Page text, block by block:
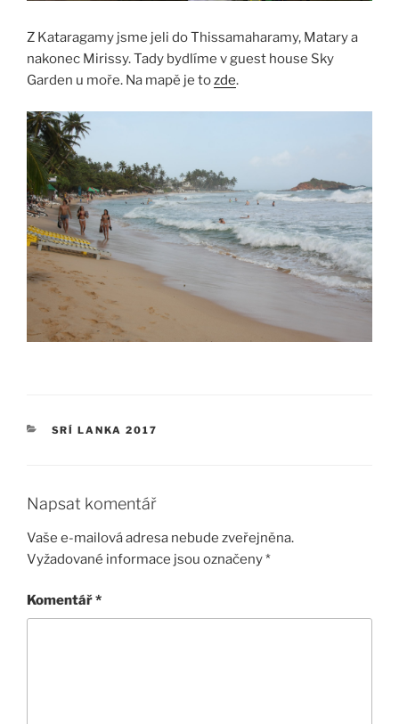
Z Kataragamy jsme jeli do Thissamaharamy, Matary a
nakonec Mirissy. Tady bydlíme v guest house Sky
Garden u moře. Na mapě je tozde.
RUBRIKY
SRÍ LANKA 2017
Napsat komentář
Vaše e-mailová adresa nebude zveřejněna.
Vyžadované informace jsou označeny*
Komentář*